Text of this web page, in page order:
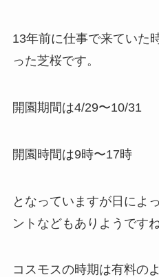
13年前に仕事で来ていた
った芝桜です。
開園期間は4/29〜10/31
開園時間は9時〜17時
となっていますが日によ
ントなどもありようですね
コスモスの時期は有料の